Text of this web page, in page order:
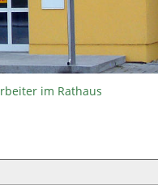
im Rathaus